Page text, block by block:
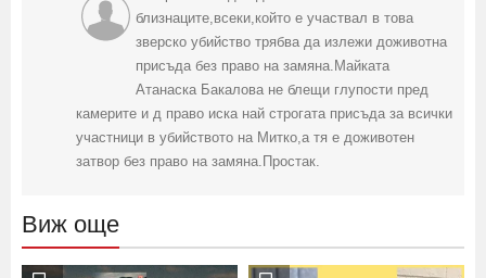
близнаците,всеки,който е участвал в това
зверско убийство трябва да излежи доживотна
присъда без право на замяна.Майката
Атанаска Бакалова не блещи глупости пред
камерите и д право иска най строгата присъда за всички
участници в убийството на Митко,а тя е доживотен
затвор без право на замяна.Простак.
Виж още